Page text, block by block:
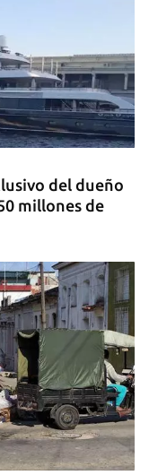
del dueño
millones de